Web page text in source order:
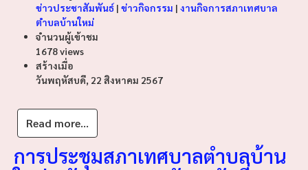
ข่าวประชาสัมพันธ์ | ข่าวกิจกรรม | งานกิจการสภาเทศบาล
ตำบลบ้านใหม่
จำนวนผู้เข้าชม
1678 views
สร้างเมื่อ
วันพฤหัสบดี, 22 สิงหาคม 2567
Read more...
การประชุมสภาเทศบาลตำบลบ้าน